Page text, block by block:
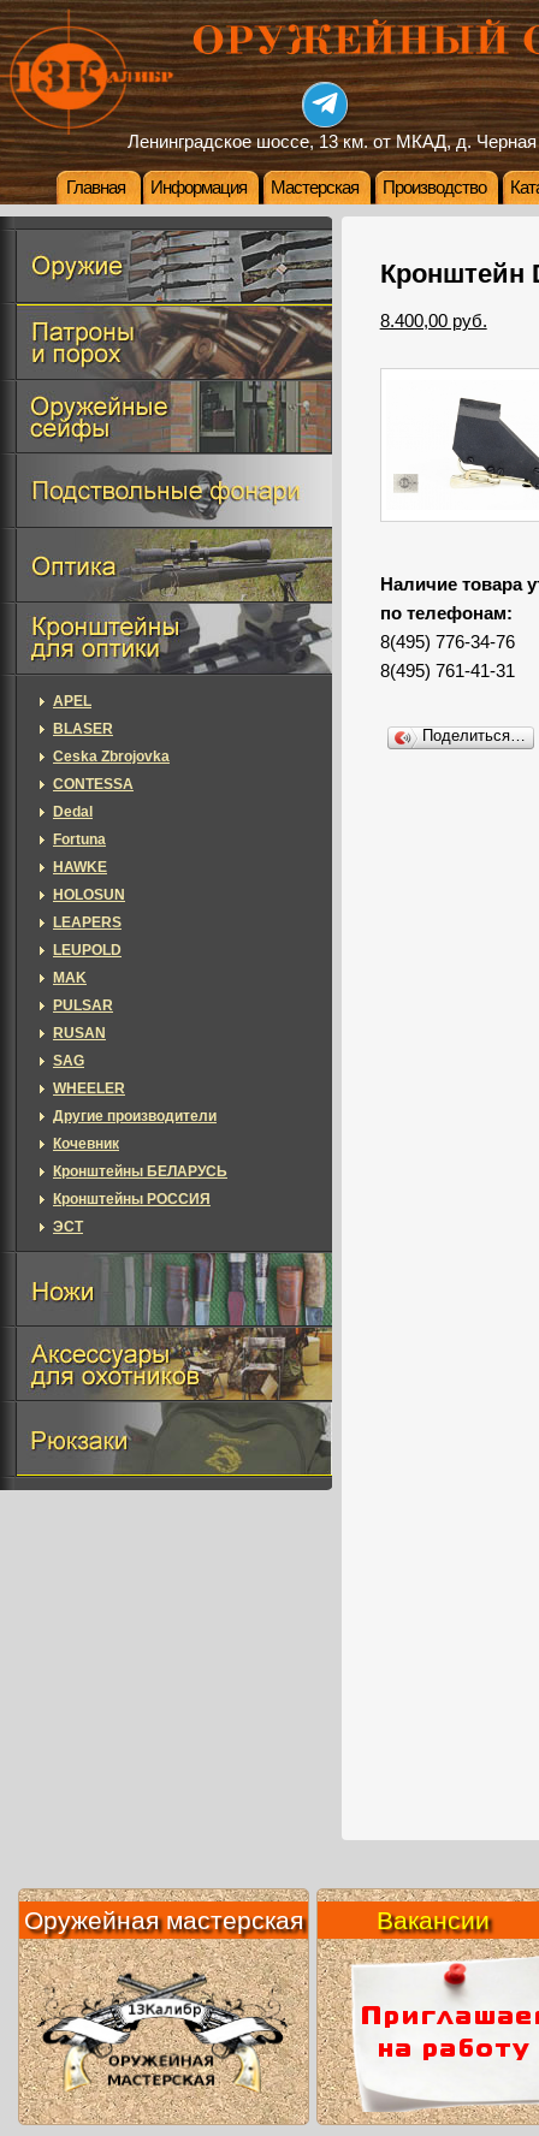
Ленинградское шоссе, 13 км. от МКАД, д. Черная
Главная Информация Мастерская Производство
Кронштейн
8.400,00 руб.
Наличие товара
по телефонам:
8(495) 776-34-76
8(495) 761-41-31
Поделиться…
APEL
BLASER
Ceska Zbrojovka
CONTESSA
Dedal
Fortuna
HAWKE
HOLOSUN
LEAPERS
LEUPOLD
MAK
PULSAR
RUSAN
SAG
WHEELER
Другие производители
Кочевник
Кронштейны БЕЛАРУСЬ
Кронштейны РОССИЯ
ЭСТ
Оружейная мастерская Вакансии